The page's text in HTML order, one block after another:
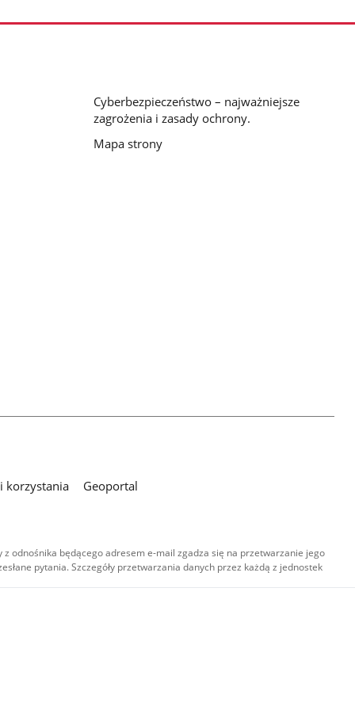
Cyberbezpieczeństwo – najważniejsze
zagrożenia i zasady ochrony.
Mapa strony
korzystania
Geoportal
odnośnika będącego adresem e-mail zgadza się na przetwarzanie jego
pytania. Szczegóły przetwarzania danych przez każdą z jednostek